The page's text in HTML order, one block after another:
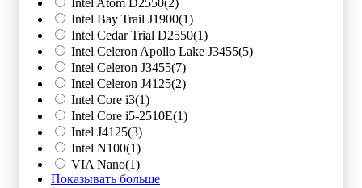
Intel Bay Trail J1900(1)
Intel Cedar Trial D2550(1)
Intel Celeron Apollo Lake J3455(5)
Intel Celeron J3455(7)
Intel Celeron J4125(2)
Intel Core i3(1)
Intel Core i5-2510E(1)
Intel J4125(3)
Intel N100(1)
VIA Nano(1)
Показывать больше